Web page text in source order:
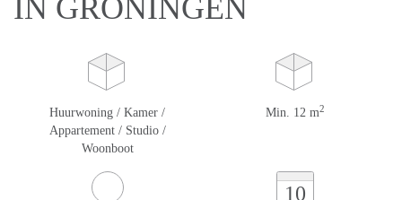
IN GRONINGEN
Huurwoning / Kamer /
Appartement / Studio /
Woonboot
Min. 12 m2
10